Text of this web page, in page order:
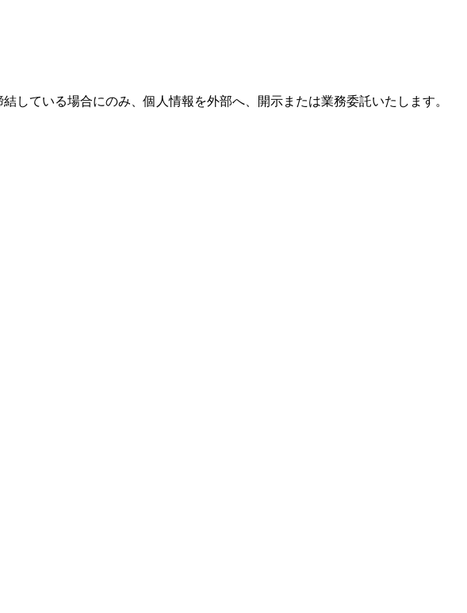
している場合にのみ、個人情報を外部へ、開示または業務委託いたします。